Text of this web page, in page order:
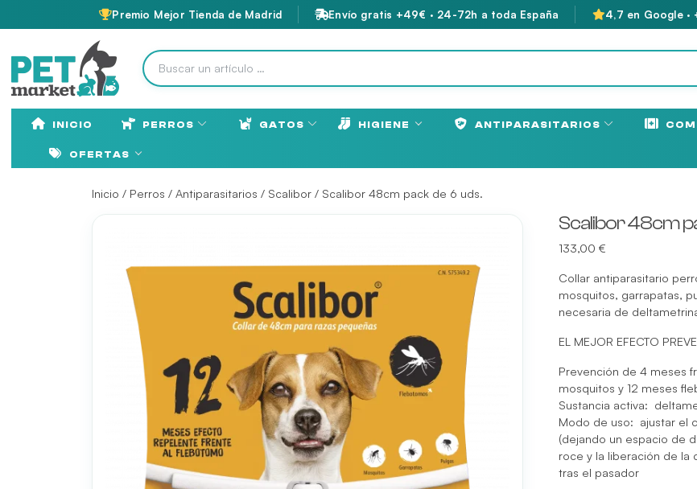
Premio Mejor Tienda de Madrid Envío gratis +49€ · 24-72h a toda España 4,7 en Google ·
INICIO PERROS GATOS HIGIENE ANTIPARASITARIOS
OFERTAS
Inicio / Perros / Antiparasitarios / Scalibor / Scalibor 48cm pack de 6 uds.
Scalibor 48cm
133,00€
Collar antiparasitario
mosquitos, garrapatas,
necesaria de
EL MEJOR EFECTO
Prevención de 4 meses
mosquitos y 12 meses
Sustancia activa:
Modo de uso: ajustar el
(dejando un espacio de
roce y la liberación de la
tras el pasador